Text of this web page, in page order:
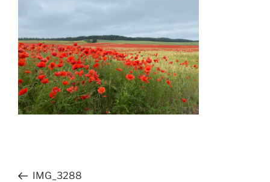
Beitragsnavigation
Vorheriger
IMG_3288